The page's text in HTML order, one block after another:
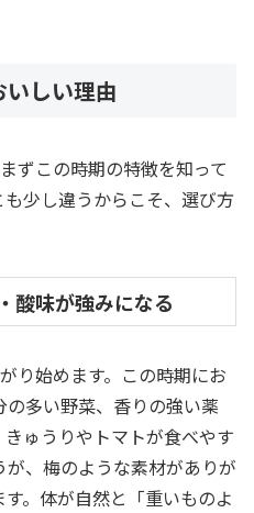
しい理由
ずこの時期の特徴を知って
少し違うからこそ、選び方
酸味が強みになる
り始めます。この時期にお
多い野菜、香りの強い薬
ゅうりやトマトが食べやす
、梅のような素材がありが
。体が自然と「重いものよ